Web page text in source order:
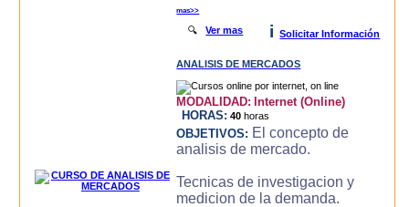
mas>>
🔍Ver mas i Solicitar Información
ANALISIS DE MERCADOS
MODALIDAD: Internet (Online)
HORAS: 40 horas
OBJETIVOS: El concepto de
analisis de mercado.
Tecnicas de investigacion y
medicion de la demanda.